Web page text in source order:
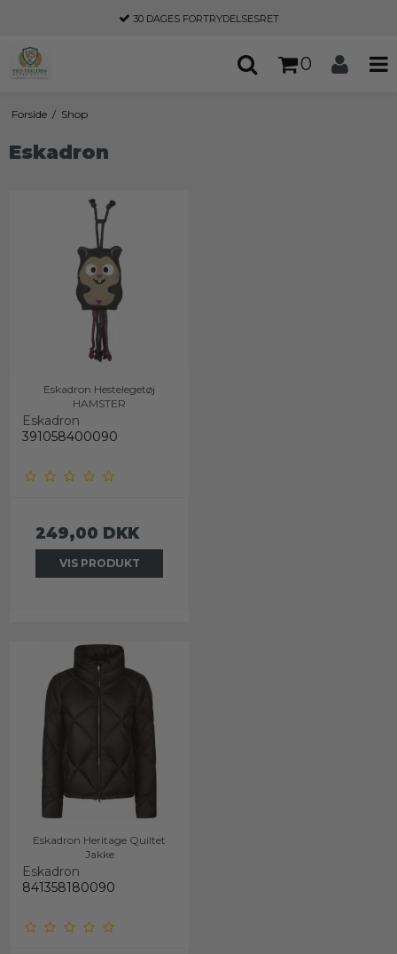
30 DAGES FORTRYDELSESRET
0
Forside / Shop
Eskadron
Eskadron Hestelegetøj
HAMSTER
Eskadron
391058400090
249,00 DKK
VIS PRODUKT
Eskadron Heritage Quiltet
Jakke
Eskadron
841358180090